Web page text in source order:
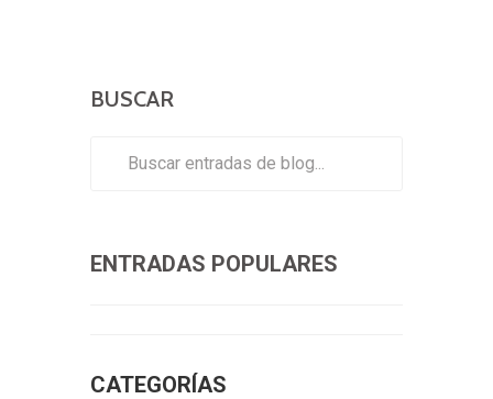
BUSCAR
ENTRADAS POPULARES
CATEGORÍAS